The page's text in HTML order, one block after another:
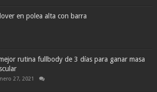
en polea alta con barra
rutina fullbody de 3 días para ganar masa
27, 2021